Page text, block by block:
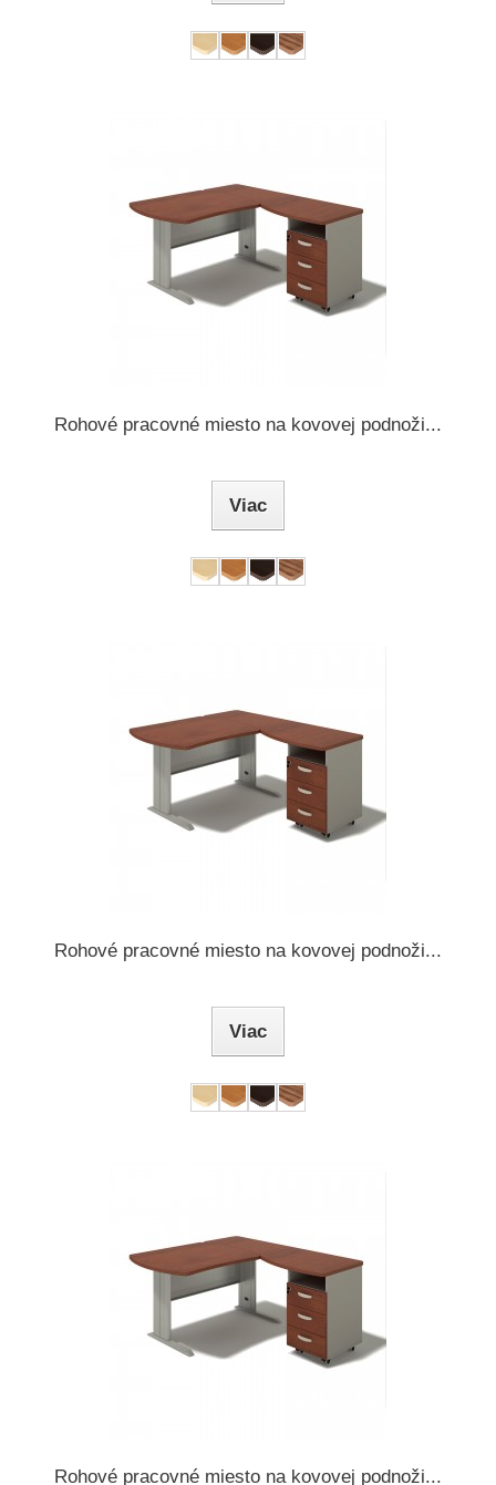
Rohové pracovné miesto na kovovej podnoži...
Viac
Rohové pracovné miesto na kovovej podnoži...
Viac
Rohové pracovné miesto na kovovej podnoži...